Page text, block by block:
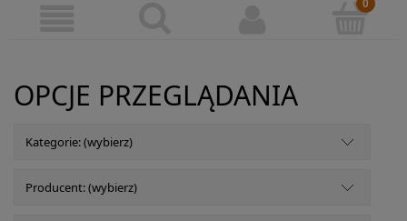
OPCJE PRZEGLĄDANIA
Kategorie: (wybierz)
Producent: (wybierz)